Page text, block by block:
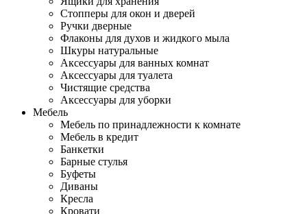
Стопперы для окон и дверей
Ручки дверные
Флаконы для духов и жидкого мыла
Шкуры натуральные
Аксессуары для ванных комнат
Аксессуары для туалета
Чистящие средства
Аксессуары для уборки
Мебель
Мебель по принадлежности к комнате
Мебель в кредит
Банкетки
Барные стулья
Буфеты
Диваны
Кресла
Кровати